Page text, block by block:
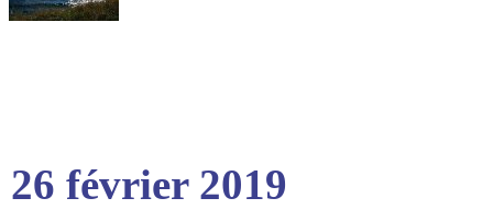
26 février 2019